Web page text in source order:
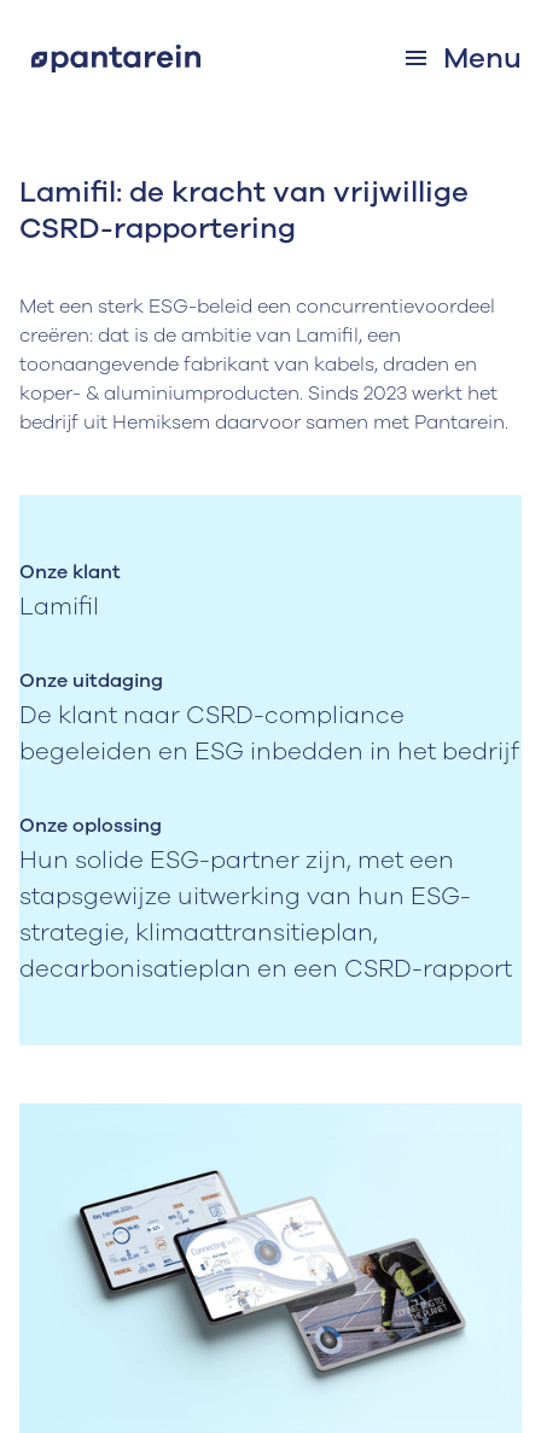
Menu
Lamifil: de kracht van vrijwillige
CSRD-rapportering
Met een sterk ESG-beleid een concurrentievoordeel
creëren: dat is de ambitie van Lamifil, een
toonaangevende fabrikant van kabels, draden en
koper- & aluminiumproducten. Sinds 2023 werkt het
bedrijf uit Hemiksem daarvoor samen met Pantarein.
Onze klant
Lamifil
Onze uitdaging
De klant naar CSRD-compliance
begeleiden en ESG inbedden in het bedrijf
Onze oplossing
Hun solide ESG-partner zijn, met een
stapsgewijze uitwerking van hun ESG-
strategie, klimaattransitieplan,
decarbonisatieplan en een CSRD-rapport